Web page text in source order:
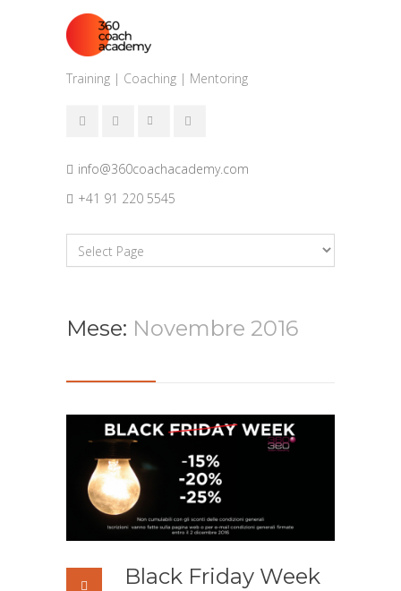
Training | Coaching | Mentoring
info@360coachacademy.com
+41 91 220 5545
Mese: Novembre 2016
Black Friday Week